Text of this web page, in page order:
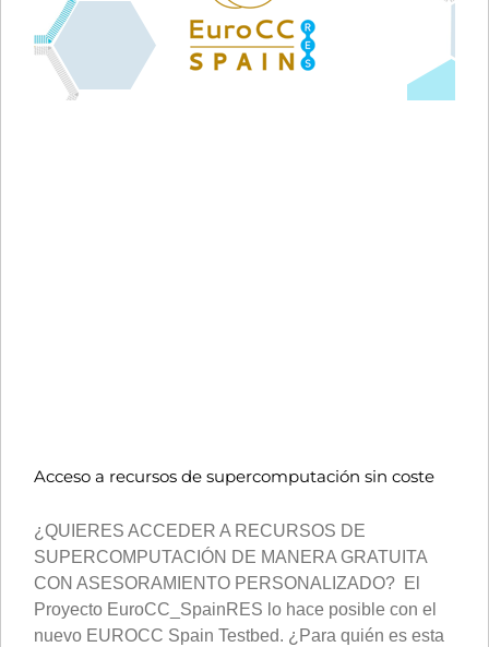
Acceso a recursos de supercomputación sin coste
¿QUIERES ACCEDER A RECURSOS DE
SUPERCOMPUTACIÓN DE MANERA GRATUITA
CON ASESORAMIENTO PERSONALIZADO? El
Proyecto EuroCC_SpainRES lo hace posible con el
nuevo EUROCC Spain Testbed. ¿Para quién es esta